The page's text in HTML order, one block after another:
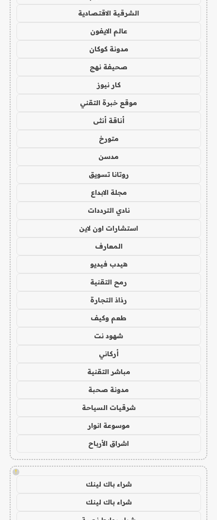
الشرقية الاقتصادية
عالم الايفون
مدونة كوكان
صحيفة نهج
كار نيوز
موقع خبرة التقني
أناقة أنثى
متورخ
مدسن
روتانا تسويق
مجلة الابداع
نادي الترددات
استشارات اون لاين
المعارف
هيدب فيديو
رمح التقنية
رذاذ التجارة
طعم وكيف
شهود نت
أركاني
مباشر التقنية
مدونة صحبة
شرقيات السياحة
موسوعة انوار
اشراق الأرباح
!
شراء باك لينك
شراء باك لينك